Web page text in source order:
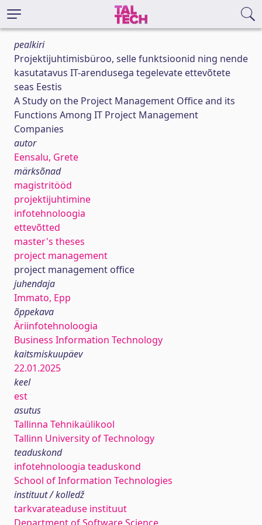
pealkiri
Projektijuhtimisbüroo, selle funktsioonid ning nende
kasutatavus IT-arendusega tegelevate ettevõtete
seas Eestis
A Study on the Project Management Office and its
Functions Among IT Project Management
Companies
autor
Eensalu, Grete
märksõnad
magistritööd
projektijuhtimine
infotehnoloogia
ettevõtted
master's theses
project management
project management office
juhendaja
Immato, Epp
õppekava
Äriinfotehnoloogia
Business Information Technology
kaitsmiskuupäev
22.01.2025
keel
est
asutus
Tallinna Tehnikaülikool
Tallinn University of Technology
teaduskond
infotehnoloogia teaduskond
School of Information Technologies
instituut / kolledž
tarkvarateaduse instituut